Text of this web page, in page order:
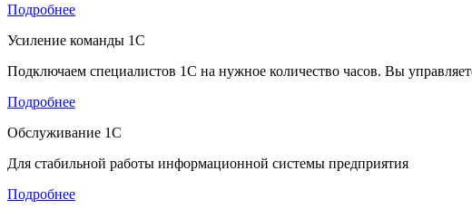
Подробнее
Усиление команды 1С
Подключаем специалистов 1С на нужное количество часов. Вы
Подробнее
Обслуживание 1С
Для стабильной работы информационной системы предприятия
Подробнее